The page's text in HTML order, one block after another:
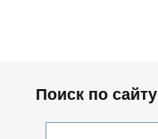
Поиск по сайту